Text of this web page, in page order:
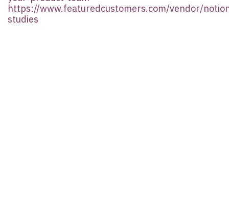
https://www.featuredcustomers.com/vendor/
studies